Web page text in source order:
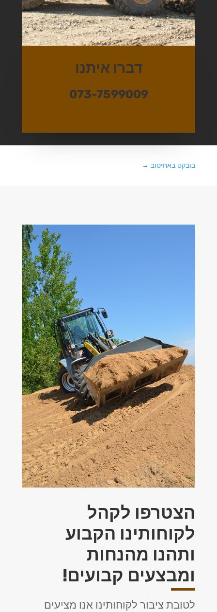
דברו איתנו
073-7599009
בובקט באחיטוב→
הצטרפו לקהל
לקוחותינו הקבוע
ותהנו מהנחות
ומבצעים קבועים!
לטובת ציבור לקוחותינו אנו מציעים